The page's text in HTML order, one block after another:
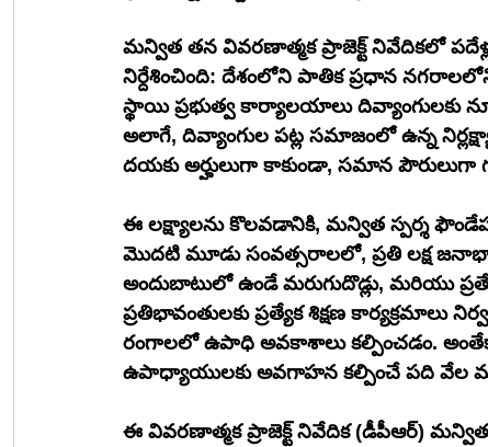
మన్విత తన వివరణాత్మక ప్రాజెక్ట్ నివేదికలో
నిర్దేశించింది: దేశంలోని పాతిక ప్రధాన
స్థాయి ప్రభుత్వ కార్యాలయాలు దివ్యాంగులకు
అలాగే, దివ్యాంగుల పట్ల సమాజంలో ఉన్న
దయకు అర్హులుగా కాకుండా, సమాన పౌరులుగా
ఈ లక్ష్యాలను కొలవడానికి, మన్విత స్పర్శ
మొదటి మూడు సంవత్సరాలలో, ప్రతి లక్ష
అందుబాటులో ఉండే మరుగుదొడ్లు, మరియు
ప్రతిభావంతులకు ప్రత్యేక శిక్షణ కార్యక్రమాలు
రంగాలలో ఉపాధి అవకాశాలు కల్పించడం.
ఉపాధ్యాయులకు అవగాహన కల్పించే పది వేల
ఈ వివరణాత్మక ప్రాజెక్ట్ నివేదిక (డీపీఆర్)